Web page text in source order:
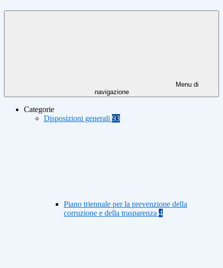
Menu di
navigazione
Categorie
Disposizioni generali 93
Piano triennale per la prevenzione della
corruzione e della trasparenza 4